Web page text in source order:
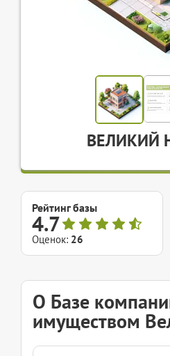
ВЕЛИКИЙ
Рейтинг базы
4.7
Оценок: 26
О Базе
имуществом